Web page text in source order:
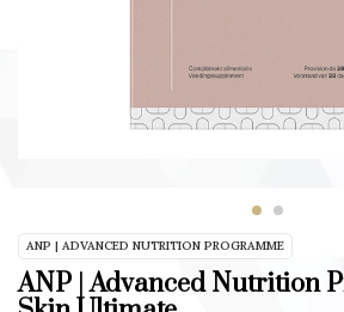
ANP | ADVANCED NUTRITION PROGRAMME
ANP | Advanced Nutrition